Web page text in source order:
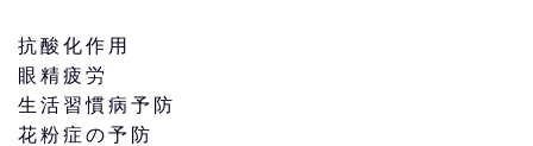
抗酸化作用
眼精疲労
生活習慣病予防
花粉症の予防